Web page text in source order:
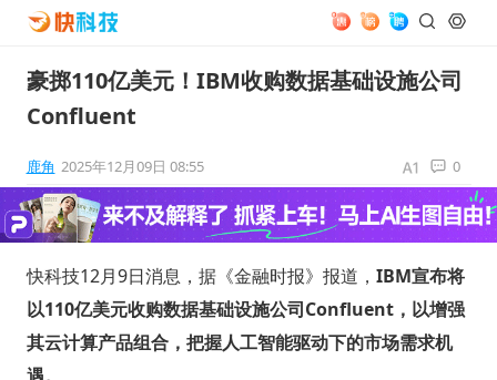
豪掷110亿美元！IBM收购数据基础设施公司
Confluent
鹿角 2025年12月09日 08:55 0
快科技12月9日消息，据《金融时报》报道， IBM宣布将
以110亿美元收购数据基础设施公司Confluent，以增强
其云计算产品组合，把握人工智能驱动下的市场需求机